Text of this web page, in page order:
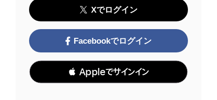
Xでログイン
Facebookでログイン
 Appleでサインイン